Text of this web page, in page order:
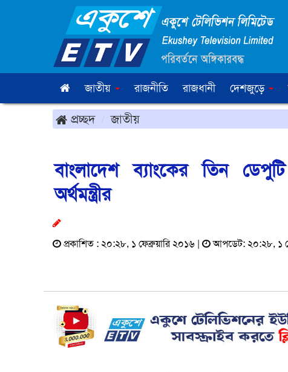
জাতীয় রাজনীতি রাজধানী দেশজুড়ে
প্রচ্ছদ জাতীয়
বাংলাদেশ ব্যাংকের তিন
অর্থমন্ত্রীর
প্রকাশিত : ২০:২৮, ১ ফেব্রুয়ারি ২০১৬ | আপডেট: ২০:২৮, ১